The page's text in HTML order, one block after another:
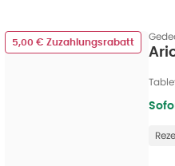
5,00 € Zuzahlungsrabatt